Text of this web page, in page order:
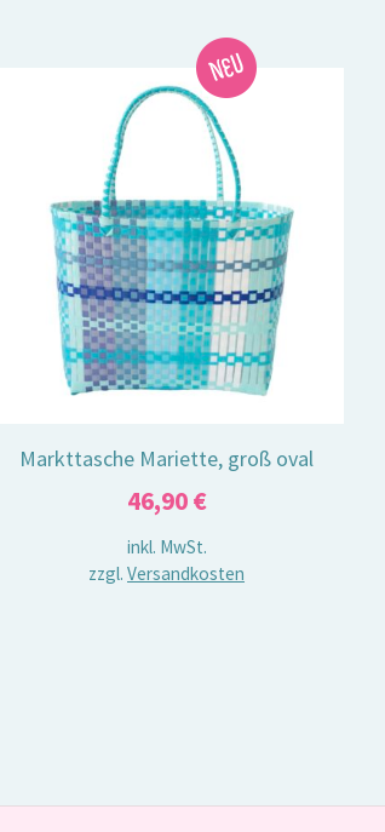
Markttasche Mariette, groß oval
46,90€
inkl. MwSt.
zzgl.Versandkosten